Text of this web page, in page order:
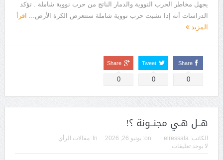
يجهل مخاطر الحرب النووية والدمار الناتج من حرب نووية شاملة . تؤكد
الدراسات أنه إذا نشبت حرب نووية شاملة ستتعرض الكرة الأرض... اقرأ
المزيد
Share
0
Tweet
0
Share
0
هــل هـي مجنــونة ؟!
الكاتب: elressala
on: يونيو 26, 2026 In:
مقالات الرأي
لا يوجد تعليقات